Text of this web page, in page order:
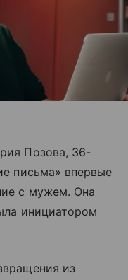
Позова, 36-
письма» впервые
с мужем. Она
инициатором
из